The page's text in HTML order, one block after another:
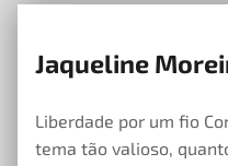
Jaqueline
Liberdade por um fio
tema tão valioso,